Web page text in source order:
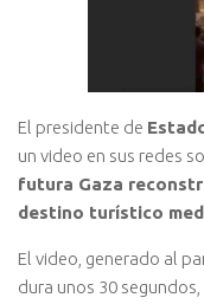
El presidente de
un video en sus redes
futura Gaza
destino turístico
El video, generado al
dura unos 30